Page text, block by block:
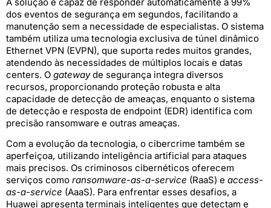
dos eventos de segurança em segundos, facilitando a
manutenção sem a necessidade de especialistas. O sistema
também utiliza uma tecnologia exclusiva de túnel dinâmico
Ethernet VPN (EVPN), que suporta redes muitos grandes,
atendendo às necessidades de múltiplos locais e datas
centers. O gatewayde segurança integra diversos
recursos, proporcionando proteção robusta e alta
capacidade de detecção de ameaças, enquanto o sistema
de detecção e resposta de endpoint (EDR) identifica com
precisão ransomware e outras ameaças.
Com a evolução da tecnologia, o cibercrime também se
aperfeiçoa, utilizando inteligência artificial para ataques
mais precisos. Os criminosos cibernéticos oferecem
serviços como ransomware-as-a-service (RaaS) e access-
as-a-service (AaaS). Para enfrentar esses desafios, a
Huawei apresenta terminais inteligentes que detectam e